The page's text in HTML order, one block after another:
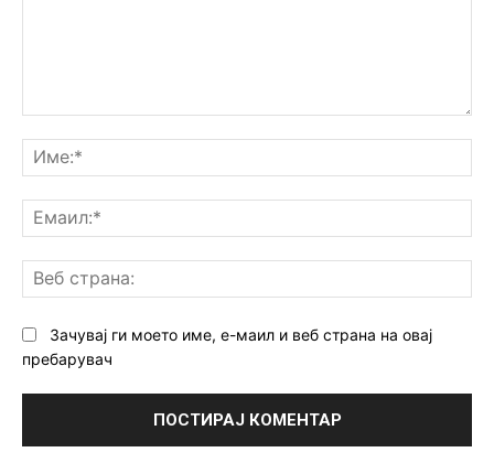
Зачувај ги моето име, е-маил и веб страна на овај
пребарувач